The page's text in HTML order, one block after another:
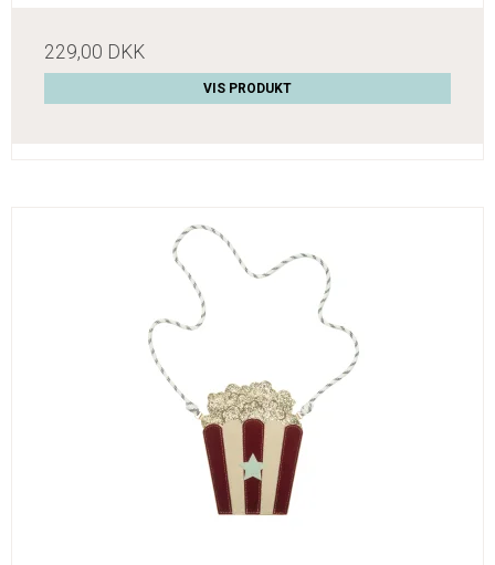
229,00 DKK
VIS PRODUKT